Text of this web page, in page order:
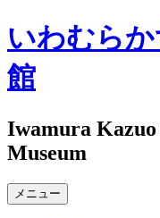
コ
ン
テ
ン
へ
ス
キ
プ
いわむら
館
Iwamura
Museum
メニュー